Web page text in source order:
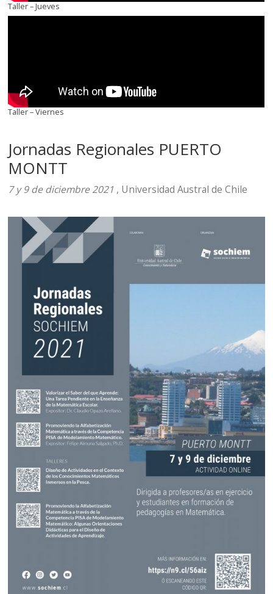
Taller – Jueves
Taller – Viernes
Jornadas Regionales PUERTO
MONTT
7 y 9 de diciembre 2021 , Universidad Austral de Chile